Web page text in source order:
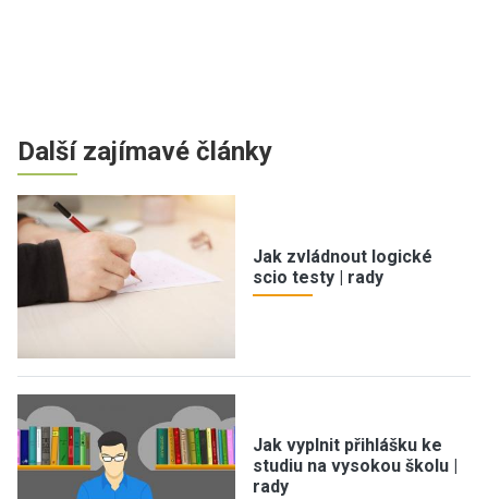
Další zajímavé články
Jak zvládnout logické
scio testy | rady
Jak vyplnit přihlášku ke
studiu na vysokou školu |
rady